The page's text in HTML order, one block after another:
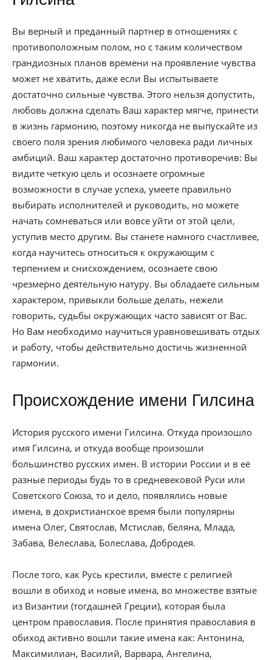
Вы верный и преданный партнер в отношениях с
противоположным полом, но с таким количеством
грандиозных планов времени на проявление чувства
может не хватить, даже если Вы испытываете
достаточно сильные чувства. Этого нельзя допустить,
любовь должна сделать Ваш характер мягче, принести
в жизнь гармонию, поэтому никогда не выпускайте из
своего поля зрения любимого человека ради личных
амбиций. Ваш характер достаточно противоречив: Вы
видите четкую цель и осознаете огромные
возможности в случае успеха, умеете правильно
выбирать исполнителей и руководить, но можете
начать сомневаться или вовсе уйти от этой цели,
уступив место другим. Вы станете намного счастливее,
когда научитесь относиться к окружающим с
терпением и снисхождением, осознаете свою
чрезмерно деятельную натуру. Вы обладаете сильным
характером, привыкли больше делать, нежели
говорить, судьбы окружающих часто зависят от Вас.
Но Вам необходимо научиться уравновешивать отдых
и работу, чтобы действительно достичь жизненной
гармонии.
Происхождение имени Гилсина
История русского имени Гилсина. Откуда произошло
имя Гилсина, и откуда вообще произошли
большинство русских имен. В истории России и в её
разные периоды будь то в средневековой Руси или
Советского Союза, то и дело, появлялись новые
имена, в дохристианское время были популярны
имена Олег, Святослав, Мстислав, беляна, Млада,
Забава, Велеслава, Болеслава, Добродея.
После того, как Русь крестили, вместе с религией
вошли в обиход и новые имена, во множестве взятые
из Византии (тогдашней Греции), которая была
центром православия. После принятия православия в
обиход активно вошли такие имена как: Антонина,
Максимилиан, Василий, Варвара, Ангелина,